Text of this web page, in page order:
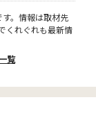
。情報は取材先
くれぐれも最新情
覧